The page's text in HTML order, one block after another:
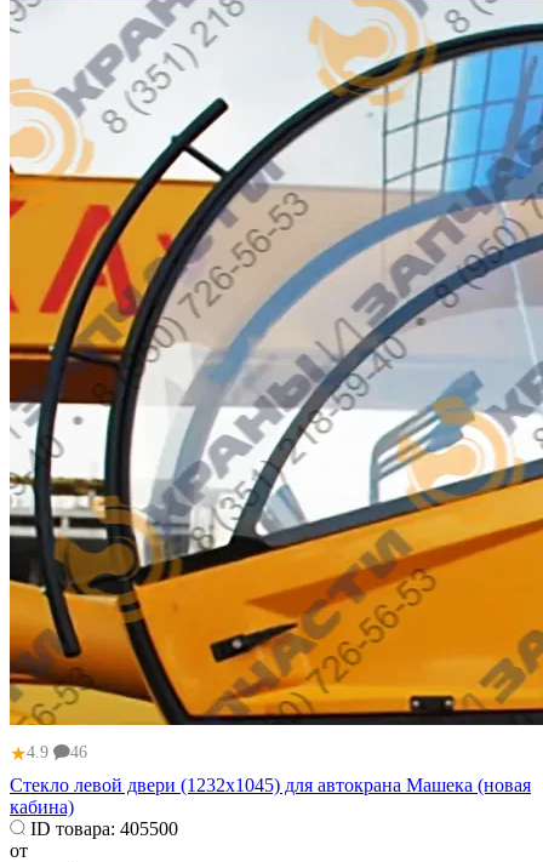
★4.9 46
Стекло левой двери (1232х1045) для автокрана Машека (новая
кабина)
ID товара: 405500
от